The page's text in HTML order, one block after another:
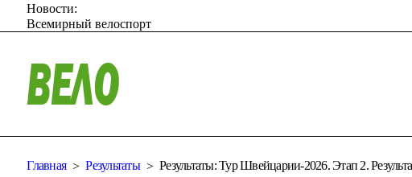
Новости:
Всемирный велоспорт
Главная Результаты Результаты: Тур Швейцарии-2026. Этап 2.